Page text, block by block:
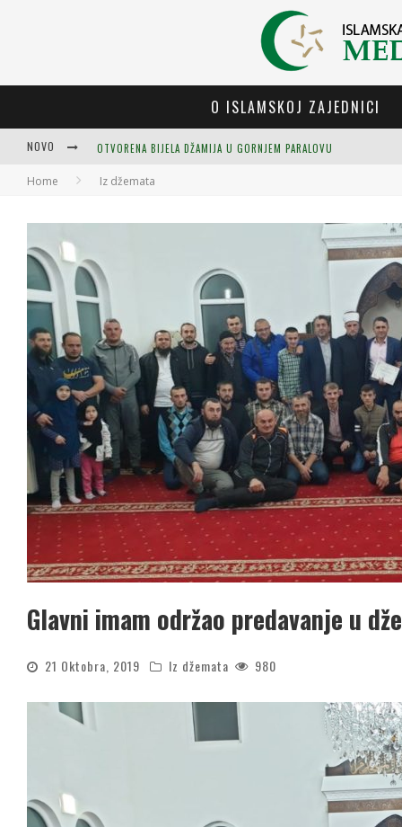
O ISLAMSKOJ ZAJEDNICI
NOVO
Home Iz džemata
Glavni imam održao predavanje u
21 Oktobra, 2019 Iz džemata 980